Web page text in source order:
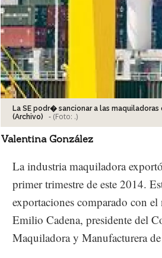
La SE podr� sancionar a las
(Archivo)
- (Foto: .)
Valentina González
La industria maquiladora
primer trimestre de este 2014.
exportaciones comparado con
Emilio Cadena, presidente del
Maquiladora y Manufacturera